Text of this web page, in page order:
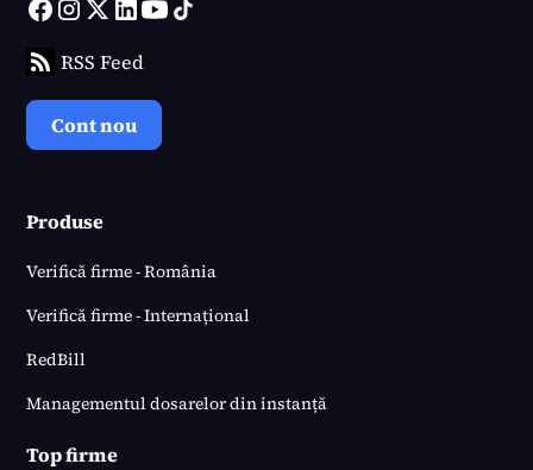
RSS Feed
Cont nou
Produse
Verifică firme - România
Verifică firme - Internațional
RedBill
Managementul dosarelor din instanță
Top firme